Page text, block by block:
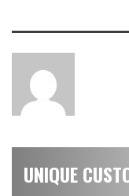
UNIQUE